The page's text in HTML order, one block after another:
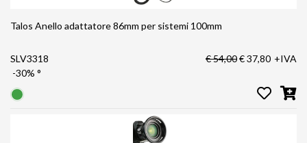
Talos Anello adattatore 86mm per sistemi 100mm
SLV3318
-30% °
€ 54,00€ 37,80 +IVA